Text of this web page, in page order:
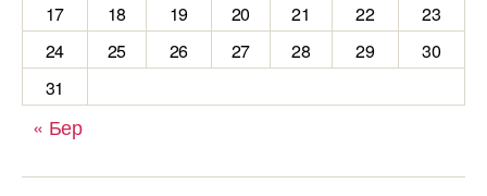
17
18 19 20 21 22
23
24
25 26 27 28 29
30
31
« Бер